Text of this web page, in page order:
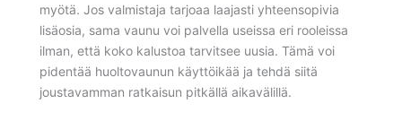
myötä. Jos valmistaja tarjoaa laajasti yhteensopivia
lisäosia, sama vaunu voi palvella useissa eri rooleissa
ilman, että koko kalustoa tarvitsee uusia. Tämä voi
pidentää huoltovaunun käyttöikää ja tehdä siitä
joustavamman ratkaisun pitkällä aikavälillä.